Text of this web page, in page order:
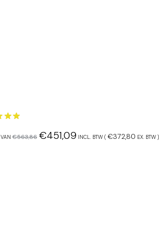
VAN€563,86 €451,09INCL. BTW ( €372,80 EX. BTW )